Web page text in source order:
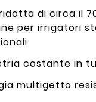
di circa il
per irrigatori
costante in
multigetto